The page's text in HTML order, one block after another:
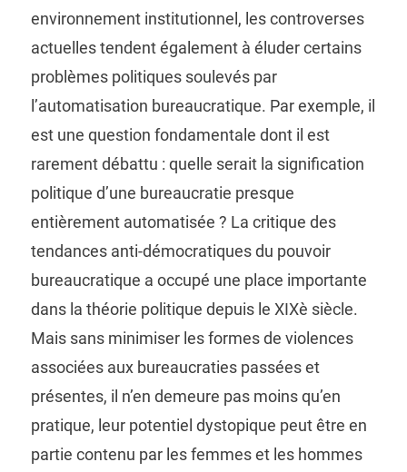
environnement institutionnel, les controverses
actuelles tendent également à éluder certains
problèmes politiques soulevés par
l’automatisation bureaucratique. Par exemple, il
est une question fondamentale dont il est
rarement débattu : quelle serait la signification
politique d’une bureaucratie presque
entièrement automatisée ? La critique des
tendances anti-démocratiques du pouvoir
bureaucratique a occupé une place importante
dans la théorie politique depuis le XIXè siècle.
Mais sans minimiser les formes de violences
associées aux bureaucraties passées et
présentes, il n’en demeure pas moins qu’en
pratique, leur potentiel dystopique peut être en
partie contenu par les femmes et les hommes